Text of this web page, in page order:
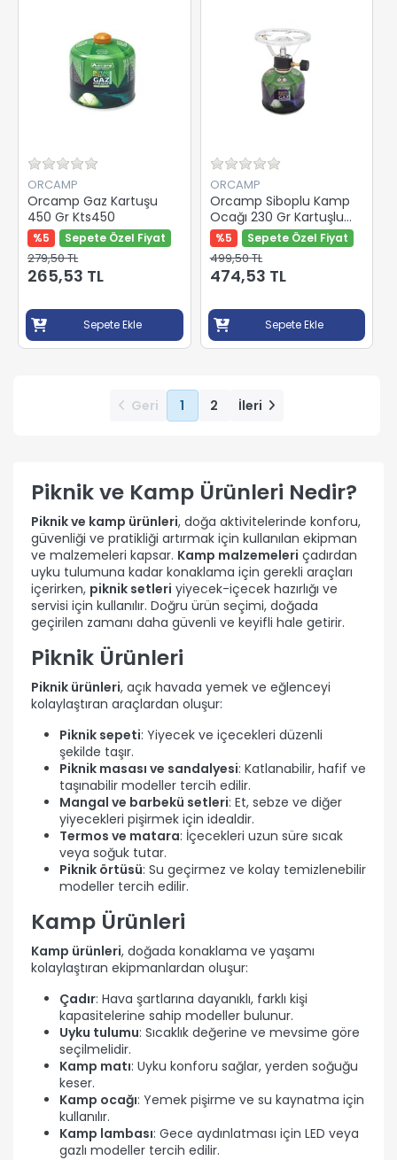
ORCAMP
Orcamp Gaz Kartuşu
450 Gr Kts450
%5 Sepete Özel Fiyat
279,50 TL
265,53 TL
Sepete Ekle
ORCAMP
Orcamp Siboplu Kamp
Ocağı 230 Gr Kartuşlu
K192+230
%5 Sepete Özel Fiyat
499,50 TL
474,53 TL
Sepete Ekle
Geri 1 2 İleri
Piknik ve Kamp Ürünleri Nedir?
Piknik ve kamp ürünleri, doğa aktivitelerinde konforu,
güvenliği ve pratikliği artırmak için kullanılan ekipman
ve malzemeleri kapsar. Kamp malzemeleri çadırdan
uyku tulumuna kadar konaklama için gerekli araçları
içerirken, piknik setleri yiyecek-içecek hazırlığı ve
servisi için kullanılır. Doğru ürün seçimi, doğada
geçirilen zamanı daha güvenli ve keyifli hale getirir.
Piknik Ürünleri
Piknik ürünleri, açık havada yemek ve eğlenceyi
kolaylaştıran araçlardan oluşur:
Piknik sepeti: Yiyecek ve içecekleri düzenli
şekilde taşır.
Piknik masası ve sandalyesi: Katlanabilir, hafif ve
taşınabilir modeller tercih edilir.
Mangal ve barbekü setleri: Et, sebze ve diğer
yiyecekleri pişirmek için idealdir.
Termos ve matara: İçecekleri uzun süre sıcak
veya soğuk tutar.
Piknik örtüsü: Su geçirmez ve kolay temizlenebilir
modeller tercih edilir.
Kamp Ürünleri
Kamp ürünleri, doğada konaklama ve yaşamı
kolaylaştıran ekipmanlardan oluşur:
Çadır: Hava şartlarına dayanıklı, farklı kişi
kapasitelerine sahip modeller bulunur.
Uyku tulumu: Sıcaklık değerine ve mevsime göre
seçilmelidir.
Kamp matı: Uyku konforu sağlar, yerden soğuğu
keser.
Kamp ocağı: Yemek pişirme ve su kaynatma için
kullanılır.
Kamp lambası: Gece aydınlatması için LED veya
gazlı modeller tercih edilir.